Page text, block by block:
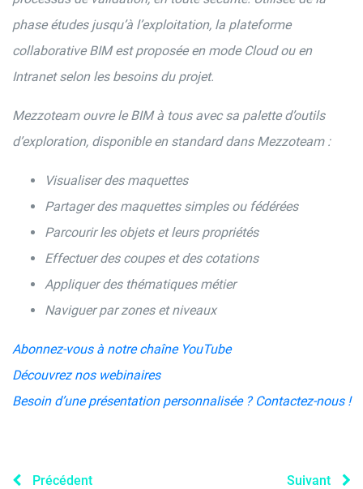
phase études jusqu’à l’exploitation, la plateforme
collaborative BIM est proposée en mode Cloud ou en
Intranet selon les besoins du projet.
Mezzoteam ouvre le BIM à tous avec sa palette d’outils
d’exploration, disponible en standard dans Mezzoteam :
Visualiser des maquettes
Partager des maquettes simples ou fédérées
Parcourir les objets et leurs propriétés
Effectuer des coupes et des cotations
Appliquer des thématiques métier
Naviguer par zones et niveaux
Abonnez-vous à notre chaîne YouTube
Découvrez nos webinaires
Besoin d’une présentation personnalisée ? Contactez-nous !
Précédent Suivant